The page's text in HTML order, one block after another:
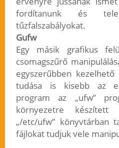
fordítanunk és
tűzfalszabályokat.
Gufw
Egy másik grafikus
csomagszűrő
egyszerűbben kezelhető
tudása is kisebb az
program az „ufw”
környezetre
„/etc/ufw” könyvtárban
fájlokat tudjuk vele